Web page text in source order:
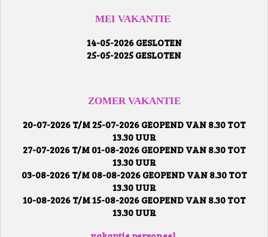
MEI VAKANTIE
14-05-2026 GESLOTEN
25-05-2025 GESLOTEN
ZOMER VAKANTIE
20-07-2026 T/M 25-07-2026 GEOPEND VAN 8.30 TOT
13.30 UUR
27-07-2026 T/M 01-08-2026 GEOPEND VAN 8.30 TOT
13.30 UUR
03-08-2026 T/M 08-08-2026 GEOPEND VAN 8.30 TOT
13.30 UUR
10-08-2026 T/M 15-08-2026 GEOPEND VAN 8.30 TOT
13.30 UUR